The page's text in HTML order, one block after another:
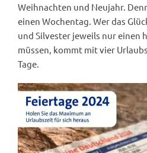
Weihnachten und Neujahr.
einen Wochentag. Wer das
und Silvester jeweils nur einen
müssen, kommt mit vier
Tage.